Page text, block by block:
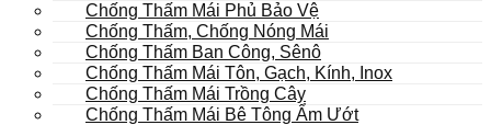
Chống Thấm Mái Phủ Bảo Vệ
Chống Thấm, Chống Nóng Mái
Chống Thấm Ban Công, Sênô
Chống Thấm Mái Tôn, Gạch, Kính, Inox
Chống Thấm Mái Trồng Cây
Chống Thấm Mái Bê Tông Ẩm Ướt